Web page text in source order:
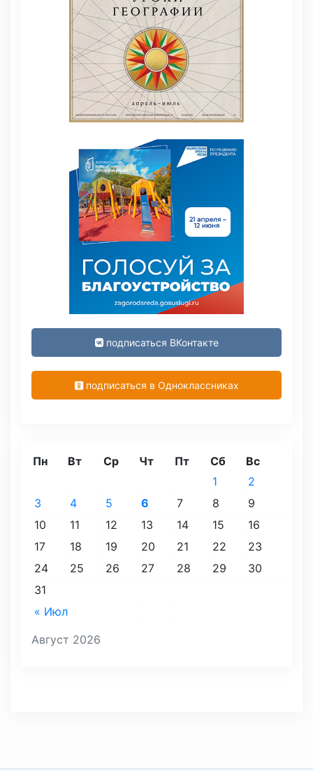
подписаться ВКонтакте
подписаться в Одноклассниках
Август 2026
Пн Вт Ср Чт Пт Сб Вс
« Июл
1
2
3
4 5 6 7 8
9
10
11 12 13 14 15
16
17
18 19 20 21 22
23
24
25 26 27 28 29
30
31